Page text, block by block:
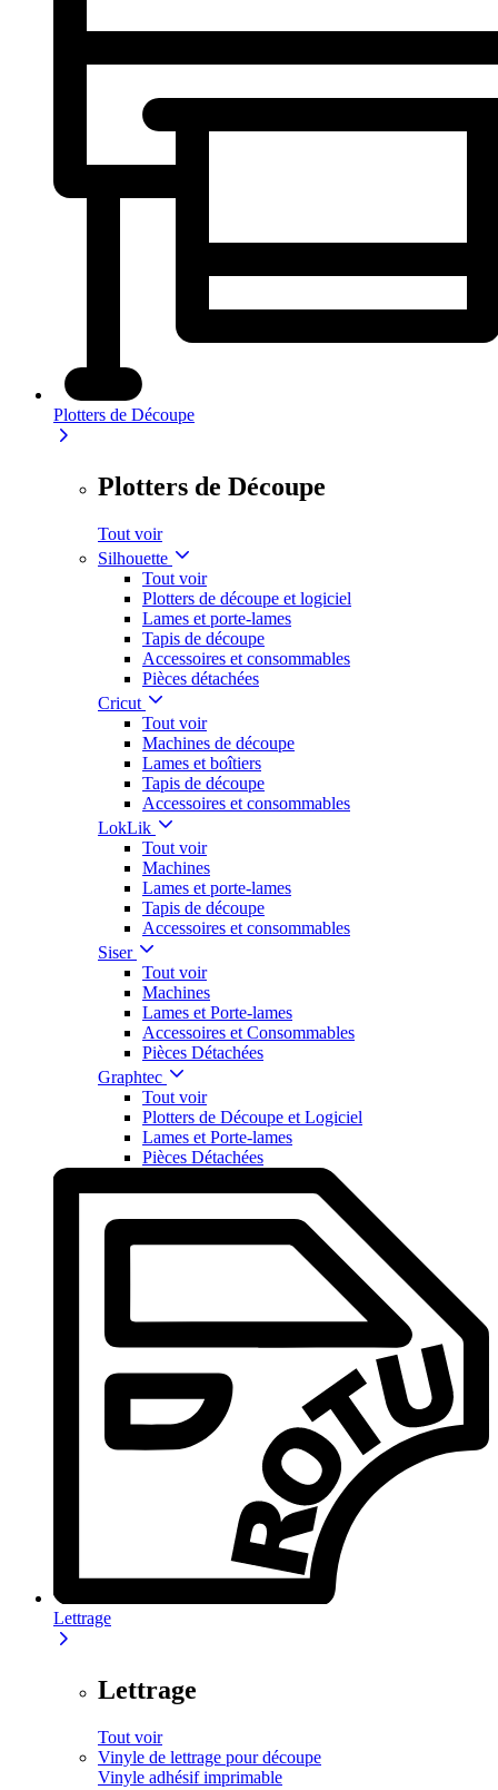
Plotters de Découpe
Plotters de Découpe
Tout voir
Silhouette
Tout voir
Plotters de découpe et logiciel
Lames et porte-lames
Tapis de découpe
Accessoires et consommables
Pièces détachées
Cricut
Tout voir
Machines de découpe
Lames et boîtiers
Tapis de découpe
Accessoires et consommables
LokLik
Tout voir
Machines
Lames et porte-lames
Tapis de découpe
Accessoires et consommables
Siser
Tout voir
Machines
Lames et Porte-lames
Accessoires et Consommables
Pièces Détachées
Graphtec
Tout voir
Plotters de Découpe et Logiciel
Lames et Porte-lames
Pièces Détachées
Lettrage
Lettrage
Tout voir
Vinyle de lettrage pour découpe
Vinyle adhésif imprimable